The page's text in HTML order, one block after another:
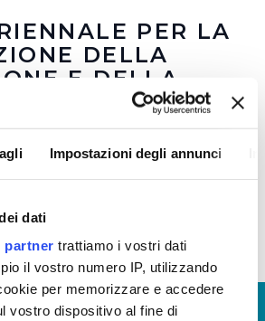
Impostazioni degli annunci
dati
partner trattiamo i vostri dati
il vostro numero IP, utilizzando
per memorizzare e accedere
vostro dispositivo al fine di
PER LA
DELLA
E DELLA
Allegato 1per la Trasparenza e la
Corruzione (Visualizza
2026
GLOSSARIO